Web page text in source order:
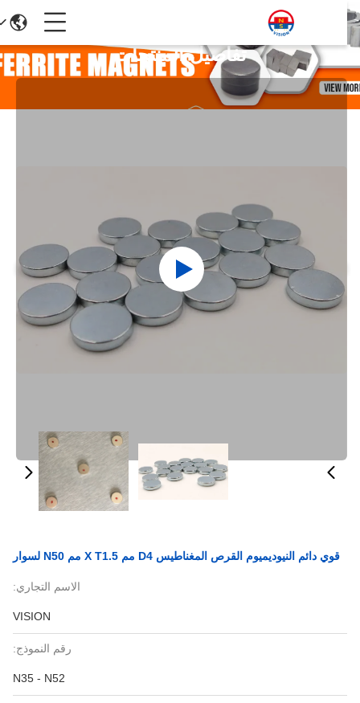
تفاصيل المنتجات
قوي دائم النيوديميوم القرص المغناطيس D4 مم X T1.5 مم N50 لسوار
الاسم التجاري:
VISION
رقم النموذج:
N35 - N52